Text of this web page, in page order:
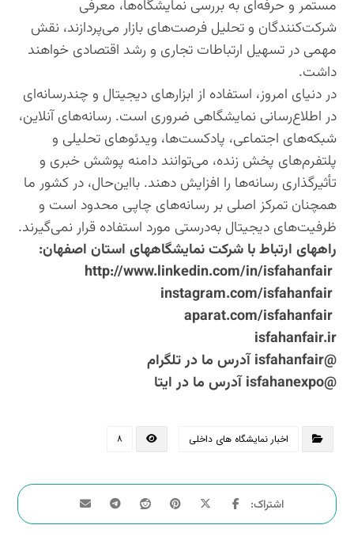
مستمر و حرفه‌ای به بررسی نمایشگاه‌ها، معرفی
شرکت‌کنندگان و تحلیل فرصت‌های بازار می‌پردازند، نقش
مهمی در تسهیل ارتباطات تجاری و رشد اقتصادی خواهند
داشت.
در دنیای امروز، استفاده از ابزارهای دیجیتال و چندرسانه‌ای
در اطلاع‌رسانی نمایشگاهی ضروری است. رسانه‌های آنلاین،
شبکه‌های اجتماعی، پادکست‌ها، ویدئوهای تحلیلی و
پلتفرم‌های پخش زنده، می‌توانند دامنه پوشش خبری و
تأثیرگذاری رسانه‌ها را افزایش دهند. بااین‌حال، در کشور ما
همچنان تمرکز اصلی بر رسانه‌های چاپی محدود است و
ظرفیت‌های دیجیتال به‌درستی مورد استفاده قرار نمی‌گیرند.
راههای ارتباط با شرکت نمایشگاههای استان اصفهان:
http://www.linkedin.com/in/isfahanfair
instagram.com/isfahanfair
aparat.com/isfahanfair
isfahanfair.ir
@isfahanfair آدرس ما در تلگرام
@isfahanexpo آدرس ما در ایتا
اخبار نمایشگاه های داخلی ۸